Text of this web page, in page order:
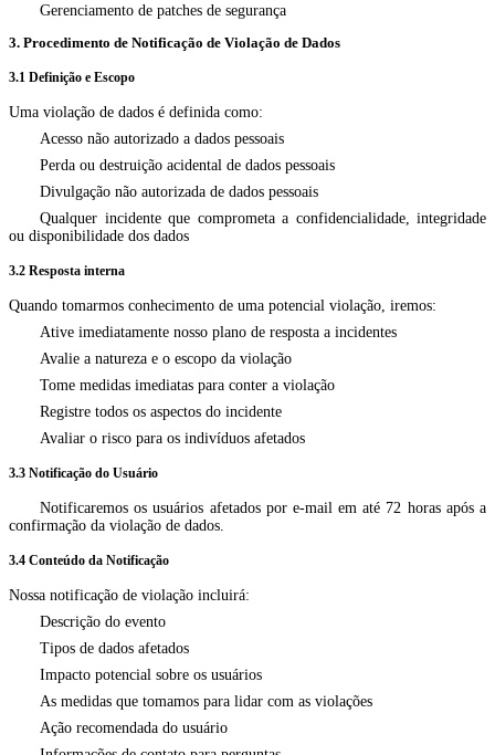
Gerenciamento de patches de segurança
3. Procedimento de Notificação de Violação de Dados
3.1 Definição e Escopo
Uma violação de dados é definida como:
Acesso não autorizado a dados pessoais
Perda ou destruição acidental de dados pessoais
Divulgação não autorizada de dados pessoais
Qualquer incidente que comprometa a confidencialidade, integridade
ou disponibilidade dos dados
3.2 Resposta interna
Quando tomarmos conhecimento de uma potencial violação, iremos:
Ative imediatamente nosso plano de resposta a incidentes
Avalie a natureza e o escopo da violação
Tome medidas imediatas para conter a violação
Registre todos os aspectos do incidente
Avaliar o risco para os indivíduos afetados
3.3 Notificação do Usuário
Notificaremos os usuários afetados por e-mail em até 72 horas após a
confirmação da violação de dados.
3.4 Conteúdo da Notificação
Nossa notificação de violação incluirá:
Descrição do evento
Tipos de dados afetados
Impacto potencial sobre os usuários
As medidas que tomamos para lidar com as violações
Ação recomendada do usuário